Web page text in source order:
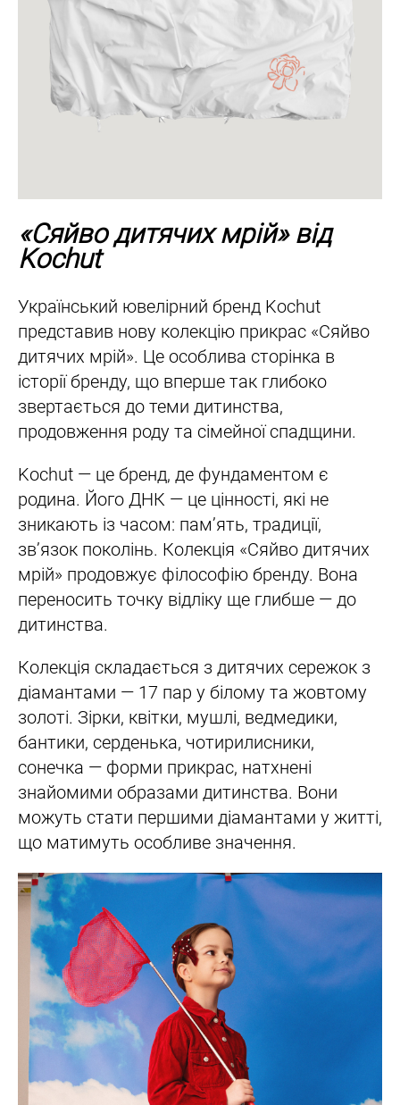
«Сяйво дитячих мрій» від
Kochut
Український ювелірний бренд Kochut
представив нову колекцію прикрас «Сяйво
дитячих мрій». Це особлива сторінка в
історії бренду, що вперше так глибоко
звертається до теми дитинства,
продовження роду та сімейної спадщини.
Kochut — це бренд, де фундаментом є
родина. Його ДНК — це цінності, які не
зникають із часом: пам’ять, традиції,
зв’язок поколінь. Колекція «Сяйво дитячих
мрій» продовжує філософію бренду. Вона
переносить точку відліку ще глибше — до
дитинства.
Колекція складається з дитячих сережок з
діамантами — 17 пар у білому та жовтому
золоті. Зірки, квітки, мушлі, ведмедики,
бантики, серденька, чотирилисники,
сонечка — форми прикрас, натхнені
знайомими образами дитинства. Вони
можуть стати першими діамантами у житті,
що матимуть особливе значення.